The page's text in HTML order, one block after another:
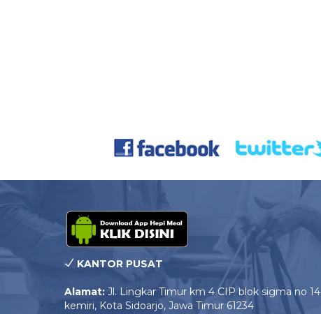
KANTOR PUSAT
Alamat: Jl. Lingkar Timur km 4 CIP blok sigma no 14
kemiri, Kota Sidoarjo, Jawa Timur 61234